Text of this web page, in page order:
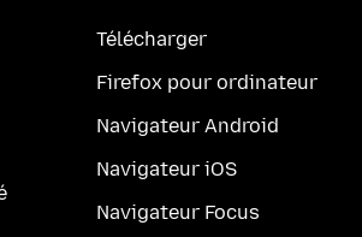
Télécharger
Firefox pour ordinateur
Navigateur Android
Navigateur iOS
Navigateur Focus